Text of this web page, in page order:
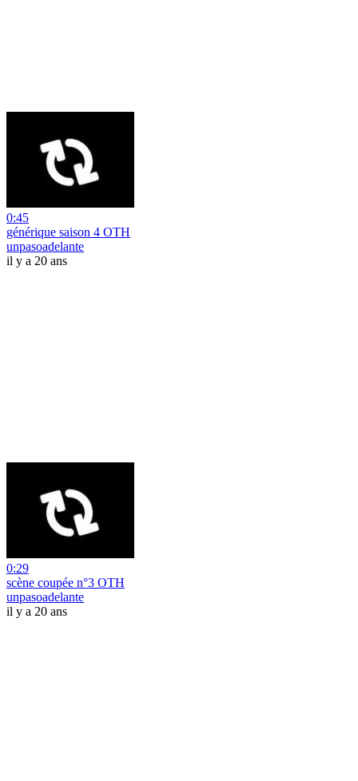
0:45
générique saison 4 OTH
unpasoadelante
il y a 20 ans
0:29
scène coupée n°3 OTH
unpasoadelante
il y a 20 ans